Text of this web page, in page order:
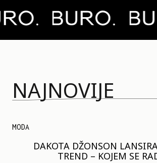
NAJNOVIJE
MODA
DAKOTA DŽONSON
TREND – KOJEM SE